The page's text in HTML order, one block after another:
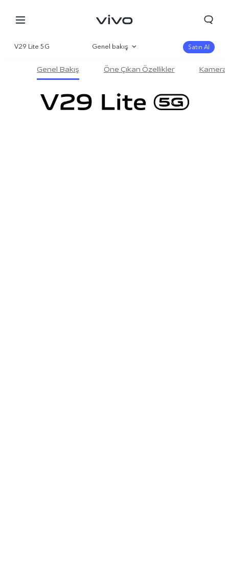
V29 Lite 5G Genel bakış
Galeri
Parametre
Satın Al
Genel Bakış Öne Çıkan Özellikler Kamera